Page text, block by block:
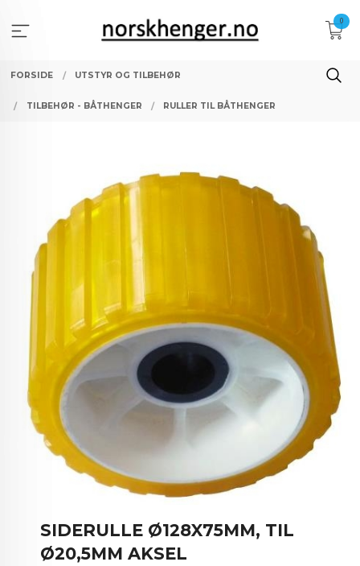
innholdet
0
FORSIDE UTSTYR OG TILBEHØR
TILBEHØR - BÅTHENGER RULLER TIL BÅTHENGER
SIDERULLE Ø128X75MM, TIL
Ø20,5MM AKSEL